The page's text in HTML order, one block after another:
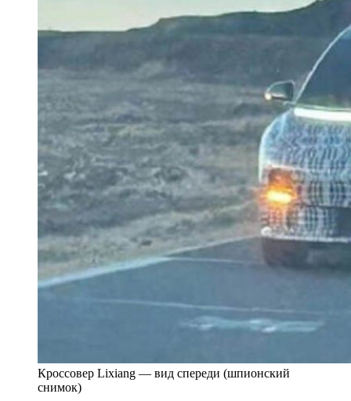
Кроссовер Lixiang — вид спереди (шпионский
снимок)